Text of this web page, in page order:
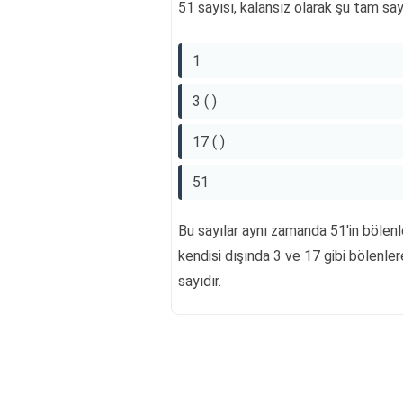
51 sayısı, kalansız olarak şu tam
1
3 ( )
17 ( )
51
Bu sayılar aynı zamanda 51'in
kendisi dışında 3 ve 17 gibi
sayıdır.